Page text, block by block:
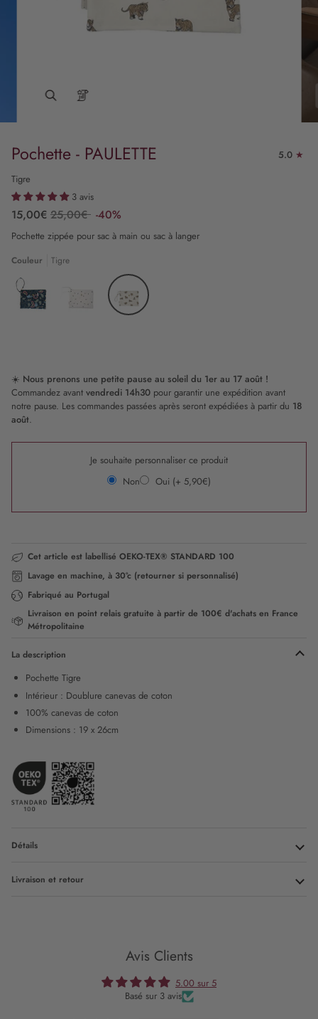
Pochette - PAULETTE
5.0
Tigre
3 avis
15,00€ 25,00€ -40%
Pochette zippée pour sac à main ou sac à langer
Couleur Tigre
☀️ Nous prenons une petite pause au soleil du 1er au 17 août !
Commandez avant vendredi 14h30 pour garantir une expédition avant
notre pause. Les commandes passées après seront expédiées à partir du 18
août.
Je souhaite personnaliser ce produit
Non
Oui (+ 5,90€)
Cet article est labellisé OEKO-TEX® STANDARD 100
Lavage en machine, à 30°c (retourner si personnalisé)
Fabriqué au Portugal
Livraison en point relais gratuite à partir de 100€ d'achats en France
Métropolitaine
La description
Pochette Tigre
Intérieur : Doublure canevas de coton
100% canevas de coton
Dimensions : 19 x 26cm
Détails
Livraison et retour
Avis Clients
5.00 sur 5
Basé sur 3 avis